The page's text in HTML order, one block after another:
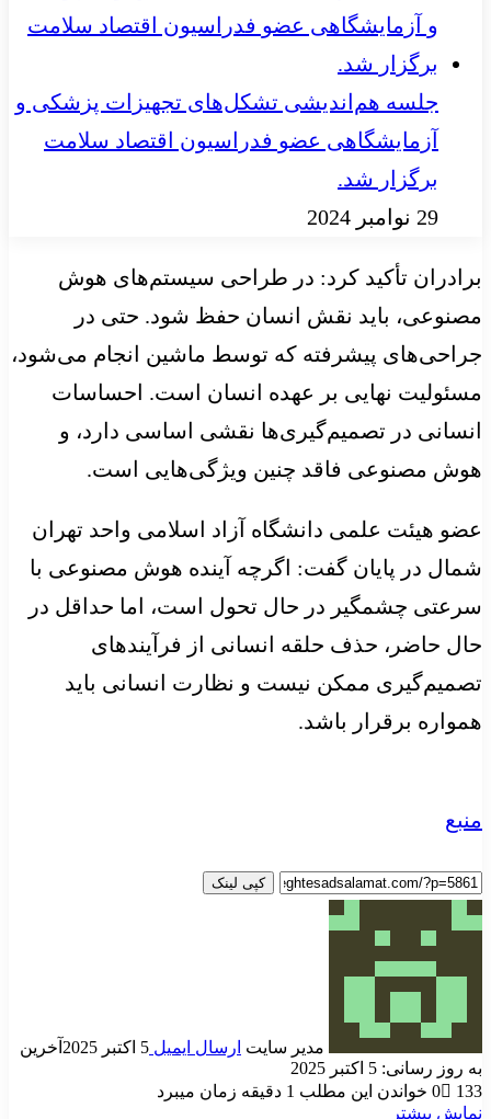
جلسه هم‌اندیشی تشکل‌های تجهیزات پزشکی و
آزمایشگاهی عضو فدراسیون اقتصاد سلامت
برگزار شد.
29 نوامبر 2024
برادران تأکید کرد: در طراحی سیستم‌های هوش
مصنوعی، باید نقش انسان حفظ شود. حتی در
جراحی‌های پیشرفته که توسط ماشین انجام می‌شود،
مسئولیت نهایی بر عهده انسان است. احساسات
انسانی در تصمیم‌گیری‌ها نقشی اساسی دارد، و
هوش مصنوعی فاقد چنین ویژگی‌هایی است.
عضو هیئت علمی دانشگاه آزاد اسلامی واحد تهران
شمال در پایان گفت: اگرچه آینده هوش مصنوعی با
سرعتی چشمگیر در حال تحول است، اما حداقل در
حال حاضر، حذف حلقه انسانی از فرآیندهای
تصمیم‌گیری ممکن نیست و نظارت انسانی باید
همواره برقرار باشد.
منبع
کپی لینک
مدیر سایت ارسال ایمیل 5 اکتبر 2025
آخرین
به روز رسانی: 5 اکتبر 2025
0
133
خواندن این مطلب 1 دقیقه زمان میبرد
نمایش بیشتر